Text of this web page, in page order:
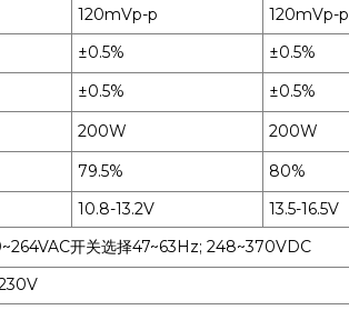
120mVp-p 120mVp-p
±0.5% ±0.5%
±0.5% ±0.5%
200W 200W
79.5% 80%
10.8-13.2V 13.5-16.5V
开关选择47~63Hz; 248~370VDC